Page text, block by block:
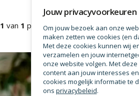
1 van 1 producten
Jouw privacyvoorkeuren
Om jouw bezoek aan onze
maken zetten we cookies (en
Met deze cookies kunnen wij
verzamelen en jouw
onze website volgen. Met
content aan jouw interesses
cookies mogelijk informatie te
ons privacybeleid.